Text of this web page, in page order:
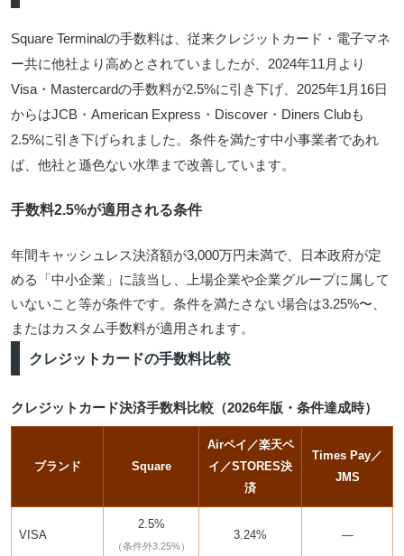
Square Terminalの手数料は、従来クレジットカード・電子マネ
ー共に他社より高めとされていましたが、 2024年11月より
Visa・Mastercardの手数料が2.5%に引き下げ、2025年1月16日
からはJCB・American Express・Discover・Diners Clubも
2.5%に引き下げられました。条件を満たす中小事業者であれ
ば、他社と遜色ない水準まで改善しています。
手数料2.5%が適用される条件
年間キャッシュレス決済額が3,000万円未満で、日本政府が定
める「中小企業」に該当し、上場企業や企業グループに属して
いないこと等が条件です。条件を満たさない場合は3.25%〜、
またはカスタム手数料が適用されます。
クレジットカードの手数料比較
クレジットカード決済手数料比較（2026年版・条件達成時）
ブランド Square
Airペイ／楽天ペ
イ／STORES決
済
Times Pay／
JMS
VISA
2.5%
（条件外3.25%）
3.24% —